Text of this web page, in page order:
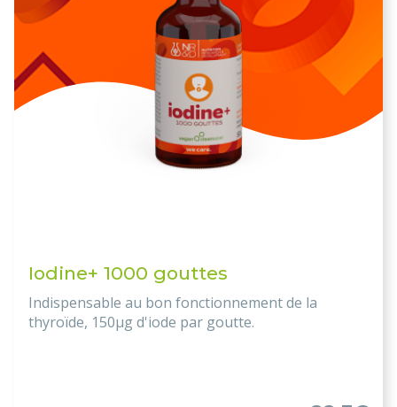
Iodine+ 1000 gouttes
Indispensable au bon fonctionnement de la
thyroïde, 150µg d'iode par goutte.